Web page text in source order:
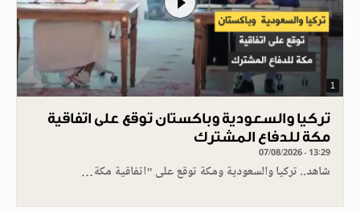
1
تركيا والسعودية وباكستان توقع على اتفاقية
مكة للدفاع المشترك
07/08/2026 - 13:29
شاهد.. تركيا والسعودية ومكة توقع على "اتفاقية مكة…